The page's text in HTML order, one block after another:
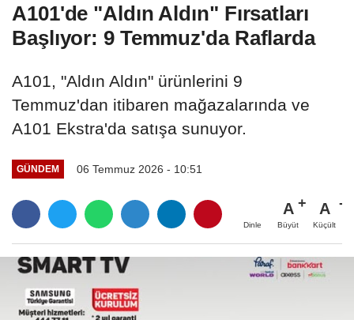
A101'de "Aldın Aldın" Fırsatları
Başlıyor: 9 Temmuz'da Raflarda
A101, "Aldın Aldın" ürünlerini 9
Temmuz'dan itibaren mağazalarında ve
A101 Ekstra'da satışa sunuyor.
GÜNDEM 06 Temmuz 2026 - 10:51
Dinle
A
Büyüt
A
Küçült